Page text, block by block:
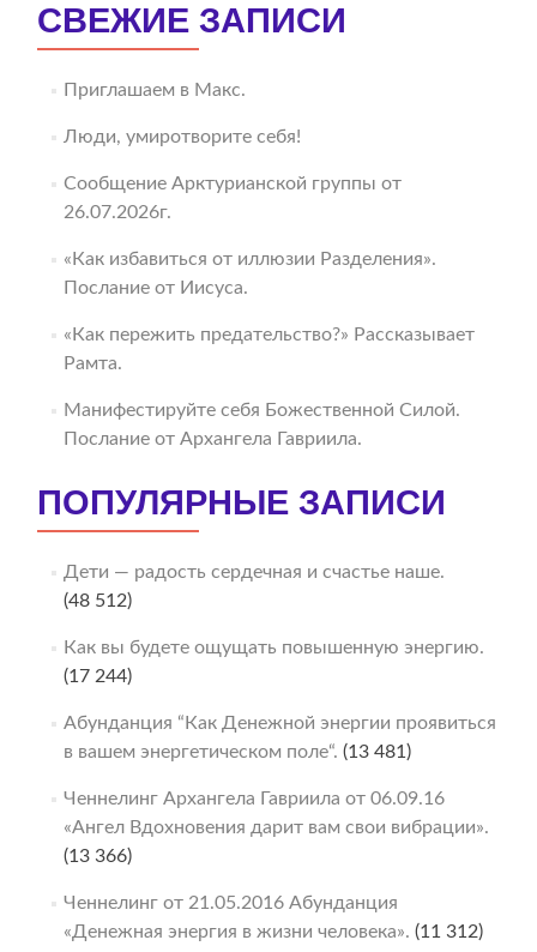
СВЕЖИЕ ЗАПИСИ
Приглашаем в Макс.
Люди, умиротворите себя!
Сообщение Арктурианской группы от
26.07.2026г.
«Как избавиться от иллюзии Разделения».
Послание от Иисуса.
«Как пережить предательство?» Рассказывает
Рамта.
Манифестируйте себя Божественной Силой.
Послание от Архангела Гавриила.
ПОПУЛЯРНЫЕ ЗАПИСИ
Дети — радость сердечная и счастье наше.
(48 512)
Как вы будете ощущать повышенную энергию.
(17 244)
Абунданция “Как Денежной энергии проявиться
в вашем энергетическом поле“. (13 481)
Ченнелинг Архангела Гавриила от 06.09.16
«Ангел Вдохновения дарит вам свои вибрации».
(13 366)
Ченнелинг от 21.05.2016 Абунданция
«Денежная энергия в жизни человека». (11 312)